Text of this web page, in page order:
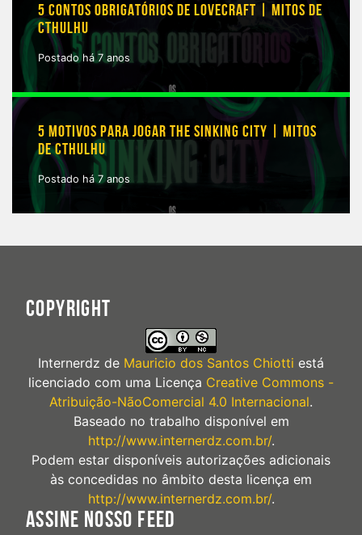
5 CONTOS OBRIGATÓRIOS DE LOVECRAFT | MITOS DE
CTHULHU
Postado há 7 anos
5 MOTIVOS PARA JOGAR THE SINKING CITY | MITOS
DE CTHULHU
Postado há 7 anos
COPYRIGHT
Internerdz de Mauricio dos Santos Chiotti está
licenciado com uma Licença Creative Commons -
Atribuição-NãoComercial 4.0 Internacional.
Baseado no trabalho disponível em
http://www.internerdz.com.br/.
Podem estar disponíveis autorizações adicionais
às concedidas no âmbito desta licença em
http://www.internerdz.com.br/.
ASSINE NOSSO FEED